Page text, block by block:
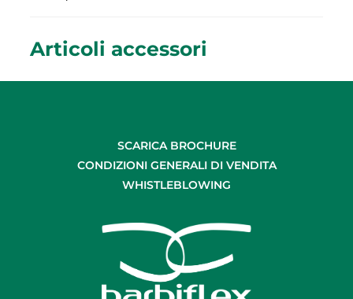
Articoli accessori
SCARICA BROCHURE
CONDIZIONI GENERALI DI VENDITA
WHISTLEBLOWING